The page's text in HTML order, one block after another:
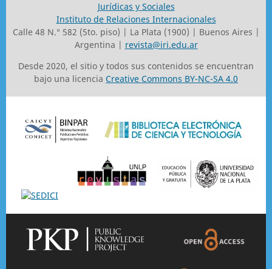
Jurídicas y Sociales
Instituto de Relaciones Internacionales
Calle 48 N.° 582 (5to. piso) | La Plata (1900) | Buenos Aires |
Argentina | revista@iri.edu.ar
Desde 2020, el sitio y todos sus contenidos se encuentran
bajo una licencia Creative Commons BY-NC-SA 4.0